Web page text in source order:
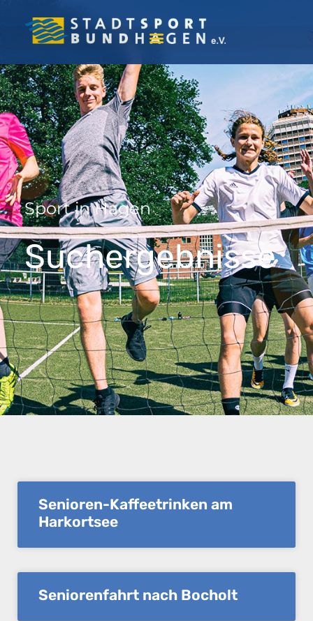
Sport in Hagen
Suchergebnisse
Senioren-Kaffeetrinken am
Harkortsee
Seniorenfahrt nach Bocholt